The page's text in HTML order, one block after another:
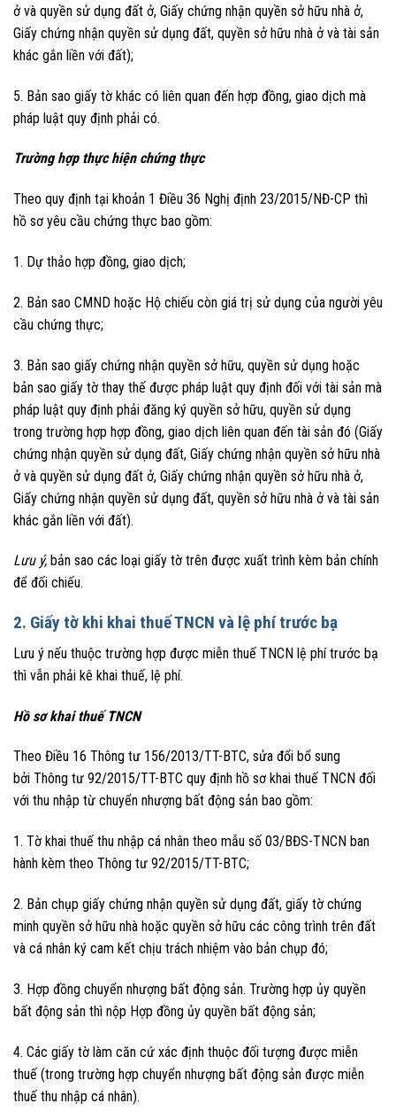
ở và quyền sử dụng đất ở, Giấy chứng nhận quyền sở hữu nhà ở,
Giấy chứng nhận quyền sử dụng đất, quyền sở hữu nhà ở và tài sản
khác gắn liền với đất);
5. Bản sao giấy tờ khác có liên quan đến hợp đồng, giao dịch mà
pháp luật quy định phải có.
Trường hợp thực hiện chứng thực
Theo quy định tại khoản 1 Điều 36 Nghị định 23/2015/NĐ-CP thì
hồ sơ yêu cầu chứng thực bao gồm:
1. Dự thảo hợp đồng, giao dịch;
2. Bản sao CMND hoặc Hộ chiếu còn giá trị sử dụng của người yêu
cầu chứng thực;
3. Bản sao giấy chứng nhận quyền sở hữu, quyền sử dụng hoặc
bản sao giấy tờ thay thế được pháp luật quy định đối với tài sản mà
pháp luật quy định phải đăng ký quyền sở hữu, quyền sử dụng
trong trường hợp hợp đồng, giao dịch liên quan đến tài sản đó (Giấy
chứng nhận quyền sử dụng đất, Giấy chứng nhận quyền sở hữu nhà
ở và quyền sử dụng đất ở, Giấy chứng nhận quyền sở hữu nhà ở,
Giấy chứng nhận quyền sử dụng đất, quyền sở hữu nhà ở và tài sản
khác gắn liền với đất).
Lưu ý, bản sao các loại giấy tờ trên được xuất trình kèm bản chính
để đối chiếu.
2. Giấy tờ khi khai thuế TNCN và lệ phí trước bạ
Lưu ý nếu thuộc trường hợp được miễn thuế TNCN lệ phí trước bạ
thì vẫn phải kê khai thuế, lệ phí.
Hồ sơ khai thuế TNCN
Theo Điều 16 Thông tư 156/2013/TT-BTC, sửa đổi bổ sung
bởi Thông tư 92/2015/TT-BTC quy định hồ sơ khai thuế TNCN đối
với thu nhập từ chuyển nhượng bất động sản bao gồm:
1. Tờ khai thuế thu nhập cá nhân theo mẫu số 03/BĐS-TNCN ban
hành kèm theo Thông tư 92/2015/TT-BTC;
2. Bản chụp giấy chứng nhận quyền sử dụng đất, giấy tờ chứng
minh quyền sở hữu nhà hoặc quyền sở hữu các công trình trên đất
và cá nhân ký cam kết chịu trách nhiệm vào bản chụp đó;
3. Hợp đồng chuyển nhượng bất động sản. Trường hợp ủy quyền
bất động sản thì nộp Hợp đồng ủy quyền bất động sản;
4. Các giấy tờ làm căn cứ xác định thuộc đối tượng được miễn
thuế (trong trường hợp chuyển nhượng bất động sản được miễn
thuế thu nhập cá nhân).